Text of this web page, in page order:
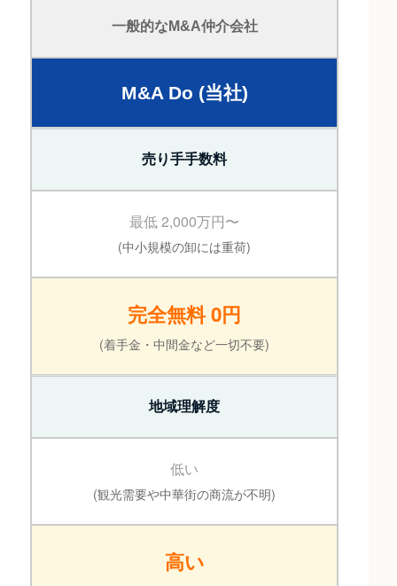
一般的なM&A仲介会社
M&A Do (当社)
売り手手数料
最低 2,000万円〜
(中小規模の卸には重荷)
完全無料 0円
(着手金・中間金など一切不要)
地域理解度
低い
(観光需要や中華街の商流が不明)
高い